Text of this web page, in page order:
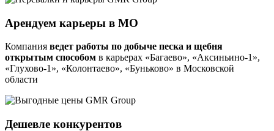
Арендуем карьеры в МО
Компания ведет работы по добыче песка и щебня
открытым способом в карьерах «Багаево», «Аксиньино-1»,
«Глухово-1», «Колонтаево», «Буньково» в Московской
области
Дешевле конкурентов